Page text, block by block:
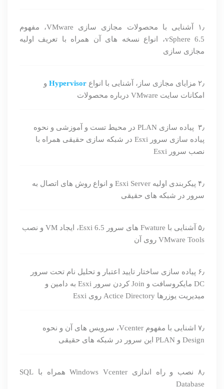
۱٫ آشنایی با محصولات مجازی سازی VMware، مفهوم
vSphere 6.5، انواع نسخه های آن همراه با تعریف اولیه
مجازی سازی
۲٫ مزایای مجازی ساز، آشنایی با انواع Hypervisor و
امکانات سایت VMware درباره محصولات
۳٫ پیاده سازی PLAN در محیط تست و آموزشی و نحوه
پیاده سازی سرور Esxi در شبکه سازی حقیقی همراه با
نصب سرور Esxi
۴٫ پیکربندی اولیه Esxi Server و انواع روش های اتصال به
سرور در شبکه های حقیقی
۵٫ آشنایی با Fwature های سرور Esxi 6.5، ایجاد VM و نصب
VMware Tools روی آن
۶٫ پیاده سازی ساختار تایید اعتبار و تحلیل نام تحت سرور
DC مایکروسافت و Join کردن سرور Esxi به دامین و
میدیریت یوزرها Actice Directory روی Esxi
۷٫ اشنایی با مفهوم Vcenter، سرویس های آن و نحوه
Design و PLAN این سرور در شبکه های حقیقی
۸٫ نصب و راه اندازی Windows Vcenter همراه با SQL
Database